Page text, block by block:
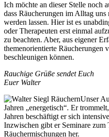
Ich möchte an dieser Stelle noch
dass Räucherungen im Alltag
werden lassen. Hier ist es
oder Therapeuten erst einmal
zu beachten. Aber, aus eigener
themenorientierte Räucherungen
beschleunigen können.
Rauchige Grüße sendet Euch
Euer Walter
Unser
Jahren „energetisch“. Er
Jahren beschäftigt er sich
Inzwischen gibt er Seminare zum
Räuchermischungen her.